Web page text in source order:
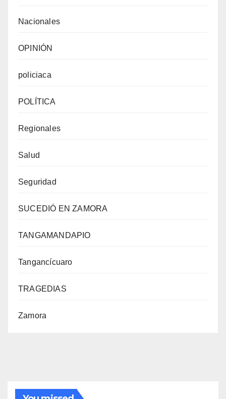
Nacionales
OPINIÓN
policiaca
POLÍTICA
Regionales
Salud
Seguridad
SUCEDIÓ EN ZAMORA
TANGAMANDAPIO
Tangancícuaro
TRAGEDIAS
Zamora